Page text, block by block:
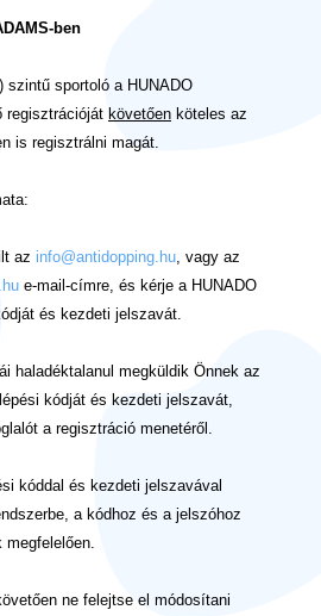
ben
szintű sportoló a HUNADO
regisztrációját követően köteles az
is regisztrálni magát.
az info@antidopping.hu , vagy az
e-mail-címre, és kérje a HUNADO
és kezdeti jelszavát.
haladéktalanul megküldik Önnek az
kódját és kezdeti jelszavát,
a regisztráció menetéről.
kóddal és kezdeti jelszavával
a kódhoz és a jelszóhoz
ne felejtse el módosítani